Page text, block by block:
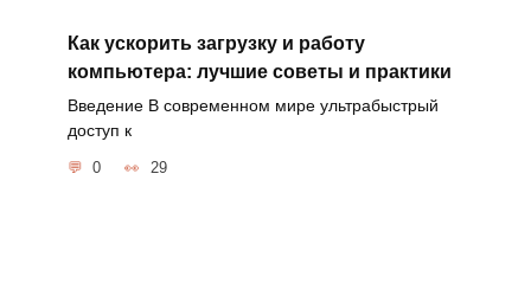
Как ускорить загрузку и работу
компьютера: лучшие советы и практики
Введение В современном мире ультрабыстрый
доступ к
0 29